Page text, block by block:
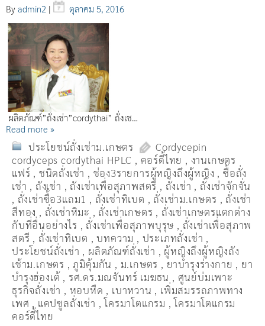
By admin2 | ตุลาคม 5, 2016
ผลิตภัณฑ์”ถั่งเช่า”cordythai” ถั่งเช…
Read more »
ประโยชน์ถั่งเช่าม.เกษตร
Cordycepin
cordyceps cordythai HPLC , คอร์ดี้ไทย , งานเกษตร
แฟร์ , ชนิดถั่งเช่า , ช่อง3รายการผู้หญิงถึงผู้หญิง ,ซื้อถั่ง
เช่า , ถังเช่า , ถังเช่าเพื่อสุภาพสตรี , ถั่งเช่า , ถั่งเช่าจักจั่น
, ถั่งเช่าซื้อ3แถม1 , ถั่งเช่าทิเบต , ถั่งเช่าม.เกษตร , ถั่งเช่า
สีทอง , ถั่งเช่าหิมะ , ถั่งเช่าเกษตร , ถั่งเช่าเกษตรแตกต่าง
กับที่อื่นอย่างไร , ถั่งเช่าเพื่อสุภาพบุรุษ , ถั่งเช่าเพื่อสุภาพ
สตรี , ถั่่งเช่าทิเบต ,บทความ , ประเภทถั่งเช่า ,
ประโยชน์ถั่งเช่า , ผลิตภัณฑ์ถั่งเช่า , ผู้หญิงถึงผู้หญิงถัง
เช้าม.เกษตร ,ภูมิคุ้มกัน , ม.เกษตร , ยาบำรุงร่างกาย , ยา
บำรุงฮ่องเต้ , รศ.ดร.มณจันทร์ เมฆธน , ศูนย์บ่มเพาะ
ธุรกิจถั่งเช่า , หอบหืด , เบาหวาน , เพิ่มสมรรถภาพทาง
เพศ , แคปซูลถั่งเช่า ,โครมาโตแกรม ,โครมาโตแกรม
คอร์ดี้ไทย